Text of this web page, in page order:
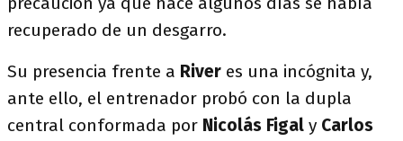
recuperado de un desgarro.
Su presencia frente a River es una incógnita y,
ante ello, el entrenador probó con la dupla
central conformada por Nicolás Figal y Carlos